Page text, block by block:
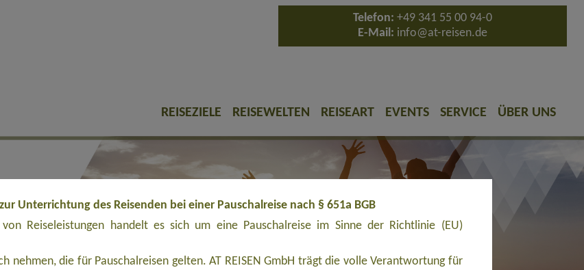
Telefon: +49 341 55 00 94-0
E-Mail: info@at-reisen.de
REISEZIELE REISEWELTEN REISEART EVENTS SERVICE ÜBER UNS
Unterrichtung des Reisenden bei einer Pauschalreise nach § 651a BGB
Reiseleistungen handelt es sich um eine Pauschalreise im Sinne der Richtlinie (EU)
nehmen, die für Pauschalreisen gelten. AT REISEN GmbH trägt die volle Verantwortung für